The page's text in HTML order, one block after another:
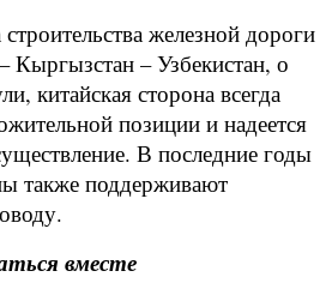
строительства железной дороги
– Узбекистан, о
китайская сторона всегда
позиции и надеется
В последние годы
также поддерживают
вместе